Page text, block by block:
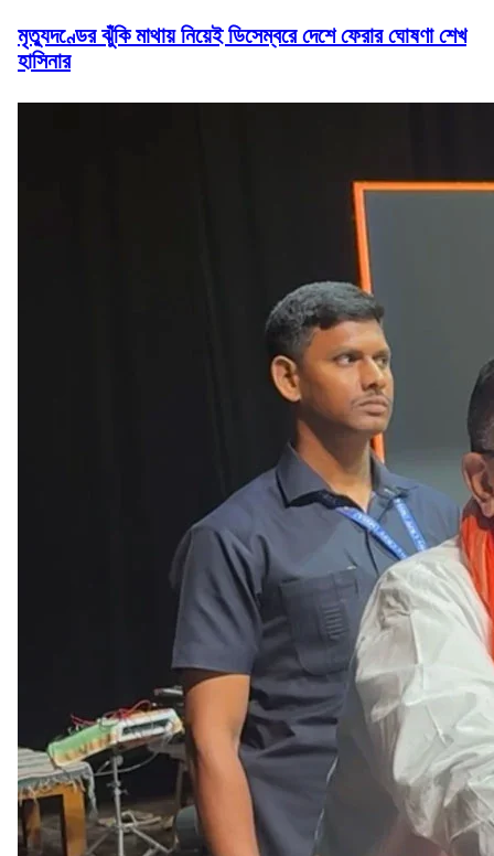
মৃত্যুদণ্ডের ঝুঁকি মাথায় নিয়েই ডিসেম্বরে দেশে ফেরার ঘোষণা শেখ
হাসিনার